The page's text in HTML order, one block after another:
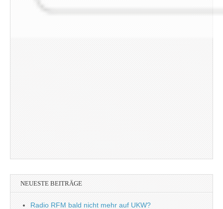
NEUESTE BEITRÄGE
Radio RFM bald nicht mehr auf UKW?